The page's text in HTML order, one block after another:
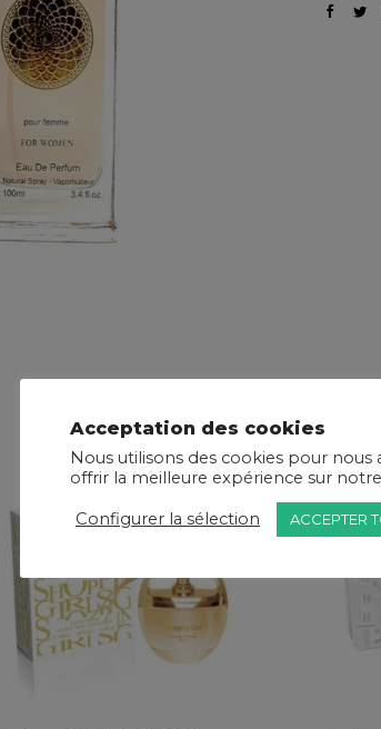
Acceptation des cookies
Nous utilisons des cookies pour nous
offrir la meilleure expérience sur
Configurer la sélection ACCEPTER